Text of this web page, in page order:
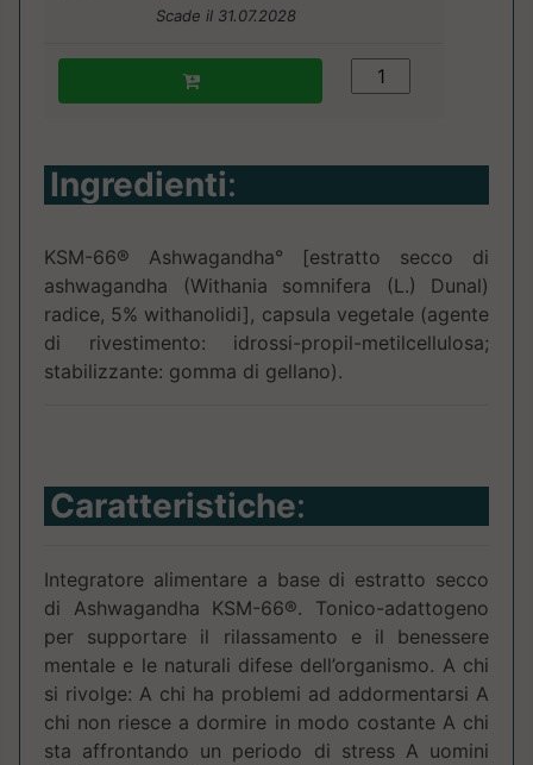
Scade il 31.07.2028
Ingredienti:
KSM-66® Ashwagandha° [estratto secco di
ashwagandha (Withania somnifera (L.) Dunal)
radice, 5% withanolidi], capsula vegetale (agente
di rivestimento: idrossi-propil-metilcellulosa;
stabilizzante: gomma di gellano).
Caratteristiche:
Integratore alimentare a base di estratto secco
di Ashwagandha KSM-66®. Tonico-adattogeno
per supportare il rilassamento e il benessere
mentale e le naturali difese dell’organismo. A chi
si rivolge: A chi ha problemi ad addormentarsi A
chi non riesce a dormire in modo costante A chi
sta affrontando un periodo di stress A uomini